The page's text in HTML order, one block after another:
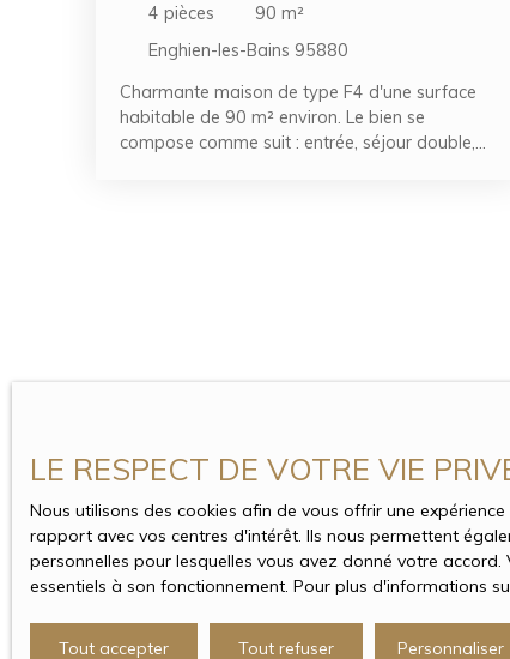
4 pièces 90 m²
Enghien-les-Bains 95880
Charmante maison de type F4 d'une surface
habitable de 90 m² environ. Le bien se
compose comme suit : entrée, séjour double,
LE RESPECT DE VOTRE VIE
Nous utilisons des cookies afin de vous offrir une
rapport avec vos centres d'intérêt. Ils nous permettent
personnelles pour lesquelles vous avez donné votre
essentiels à son fonctionnement. Pour plus d'informations
Tout accepter Tout refuser Personnaliser